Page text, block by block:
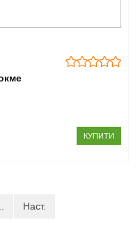
КУПИТИ
Наст.